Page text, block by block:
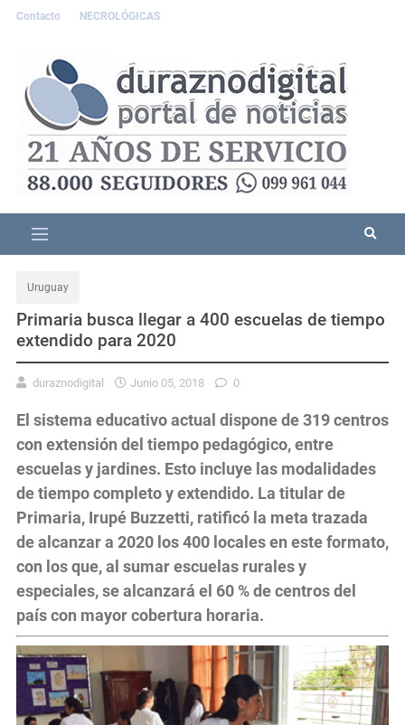
Contacto NECROLÓGICAS
Uruguay
Primaria busca llegar a 400 escuelas de tiempo
extendido para 2020
duraznodigital Junio 05, 2018 0
El sistema educativo actual dispone de 319 centros
con extensión del tiempo pedagógico, entre
escuelas y jardines. Esto incluye las modalidades
de tiempo completo y extendido. La titular de
Primaria, Irupé Buzzetti, ratificó la meta trazada
de alcanzar a 2020 los 400 locales en este formato,
con los que, al sumar escuelas rurales y
especiales, se alcanzará el 60 % de centros del
país con mayor cobertura horaria.